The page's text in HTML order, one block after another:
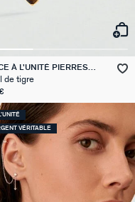
À L'UNITÉ PIERRES
MIX & MATCH
de tigre
VÉRITABLE